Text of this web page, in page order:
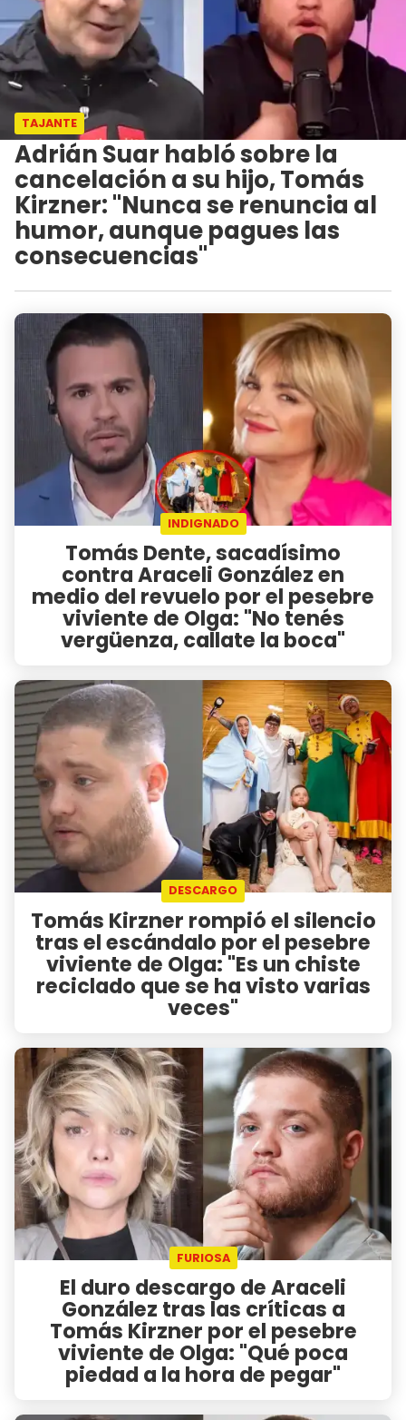
TAJANTE
Adrián Suar habló sobre la
cancelación a su hijo, Tomás
Kirzner: "Nunca se renuncia al
humor, aunque pagues las
consecuencias"
INDIGNADO
Tomás Dente, sacadísimo
contra Araceli González en
medio del revuelo por el pesebre
viviente de Olga: "No tenés
vergüenza, callate la boca"
DESCARGO
Tomás Kirzner rompió el silencio
tras el escándalo por el pesebre
viviente de Olga: "Es un chiste
reciclado que se ha visto varias
veces"
FURIOSA
El duro descargo de Araceli
González tras las críticas a
Tomás Kirzner por el pesebre
viviente de Olga: "Qué poca
piedad a la hora de pegar"